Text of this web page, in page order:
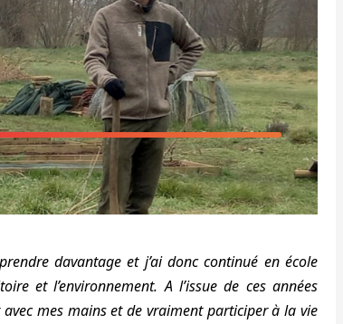
davantage et j’ai donc continué en école
et l’environnement. A l’issue de ces années
mes mains et de vraiment participer à la vie